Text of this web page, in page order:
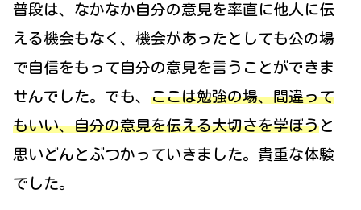
普段は、なかなか自分の意見を率直に他人に伝
える機会もなく、機会があったとしても公の場
で自信をもって自分の意見を言うことができま
せんでした。でも、 ここは勉強の場、間違って
もいい、自分の意見を伝える大切さを学ぼうと
思いどんとぶつかっていきました。貴重な体験
でした。